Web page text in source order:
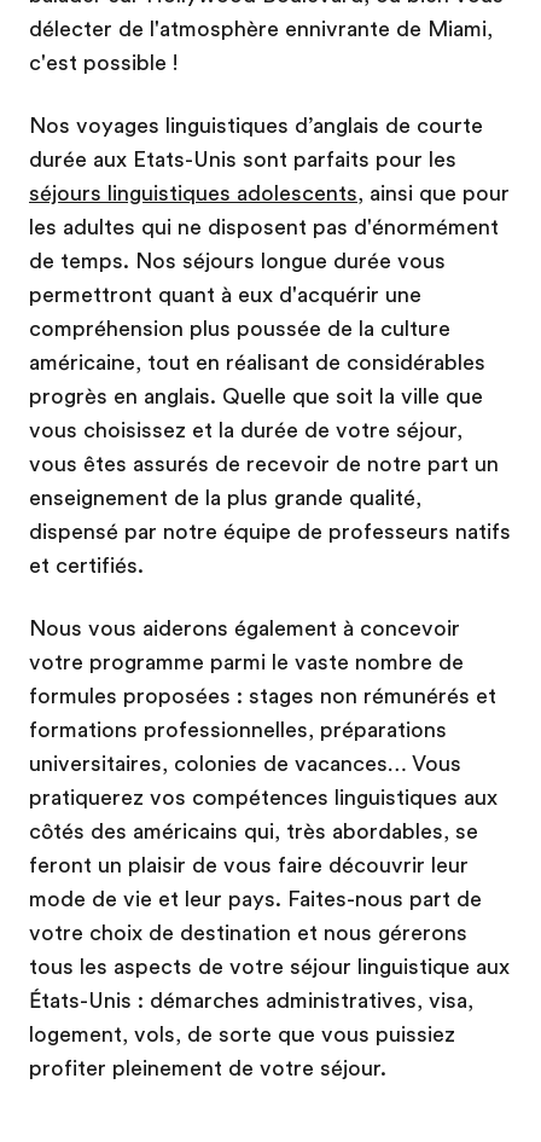
délecter de l'atmosphère ennivrante de Miami,
c'est possible !
Nos voyages linguistiques d’anglais de courte
durée aux Etats-Unis sont parfaits pour les
séjours linguistiques adolescents, ainsi que pour
les adultes qui ne disposent pas d'énormément
de temps. Nos séjours longue durée vous
permettront quant à eux d'acquérir une
compréhension plus poussée de la culture
américaine, tout en réalisant de considérables
progrès en anglais. Quelle que soit la ville que
vous choisissez et la durée de votre séjour,
vous êtes assurés de recevoir de notre part un
enseignement de la plus grande qualité,
dispensé par notre équipe de professeurs natifs
et certifiés.
Nous vous aiderons également à concevoir
votre programme parmi le vaste nombre de
formules proposées : stages non rémunérés et
formations professionnelles, préparations
universitaires, colonies de vacances… Vous
pratiquerez vos compétences linguistiques aux
côtés des américains qui, très abordables, se
feront un plaisir de vous faire découvrir leur
mode de vie et leur pays. Faites-nous part de
votre choix de destination et nous gérerons
tous les aspects de votre séjour linguistique aux
États-Unis : démarches administratives, visa,
logement, vols, de sorte que vous puissiez
profiter pleinement de votre séjour.